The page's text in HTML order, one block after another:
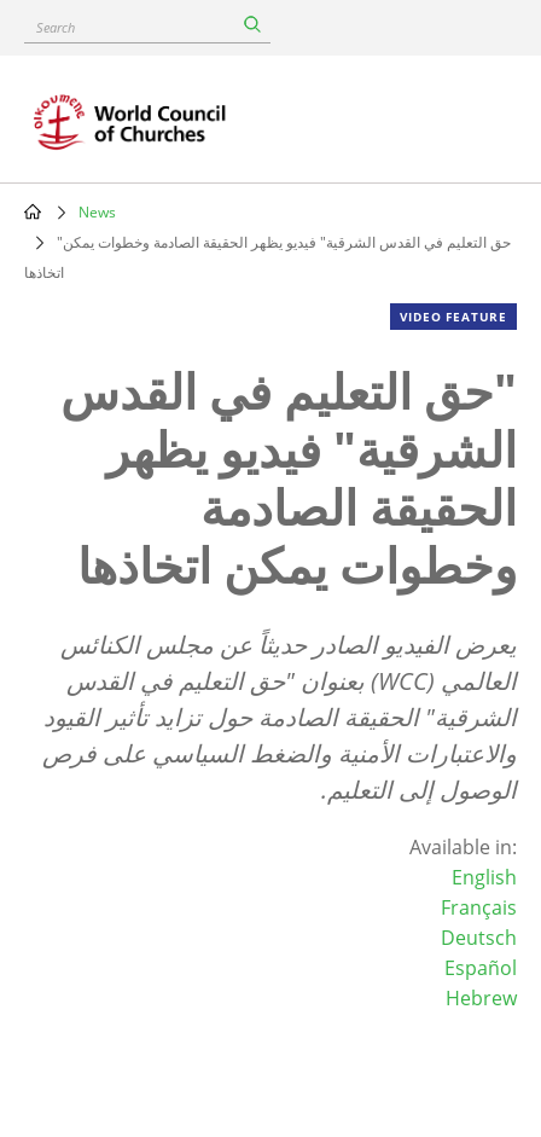
content
Search
Breadcrumb
News
"حق التعليم في القدس الشرقية" فيديو يظهر الحقيقة الصادمة وخطوات يمكن
اتخاذها
VIDEO FEATURE
"حق التعليم في القدس
الشرقية" فيديو يظهر
الحقيقة الصادمة
وخطوات يمكن اتخاذها
يعرض الفيديو الصادر حديثاً عن مجلس الكنائس
العالمي (WCC) بعنوان "حق التعليم في القدس
الشرقية" الحقيقة الصادمة حول تزايد تأثير القيود
والاعتبارات الأمنية والضغط السياسي على فرص
الوصول إلى التعليم.
Available in:
English
Français
Deutsch
Español
Hebrew